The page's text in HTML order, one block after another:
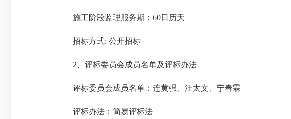
施工阶段监理服务期：60日历天
招标方式: 公开招标
2、评标委员会成员名单及评标办法
评标委员会成员名单：连黄强、汪太文、宁春霖
评标办法：简易评标法